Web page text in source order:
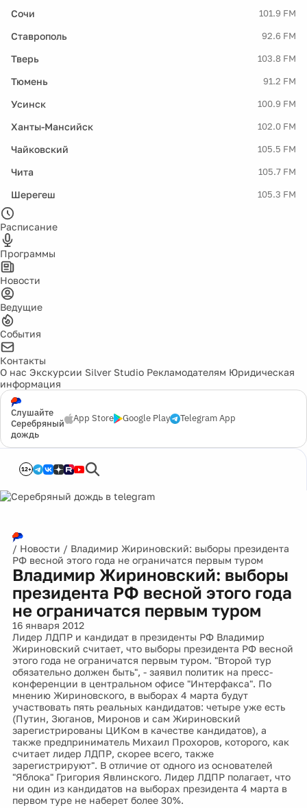
Сочи 101.9 FM
Ставрополь 92.6 FM
Тверь 103.8 FM
Тюмень 91.2 FM
Усинск 100.9 FM
Ханты-Мансийск 102.0 FM
Чайковский 105.5 FM
Чита 105.7 FM
Шерегеш 105.3 FM
Расписание
Программы
Новости
Ведущие
События
Контакты
О нас Экскурсии Silver Studio Рекламодателям Юридическая
информация
Слушайте
Серебряный
дождь
App Store Google Play Telegram App
12+
/ Новости / Владимир Жириновский: выборы президента
РФ весной этого года не ограничатся первым туром
Владимир Жириновский: выборы
президента РФ весной этого года
не ограничатся первым туром
16 января 2012
Лидер ЛДПР и кандидат в президенты РФ Владимир
Жириновский считает, что выборы президента РФ весной
этого года не ограничатся первым туром. "Второй тур
обязательно должен быть", - заявил политик на пресс-
конференции в центральном офисе "Интерфакса". По
мнению Жириновского, в выборах 4 марта будут
участвовать пять реальных кандидатов: четыре уже есть
(Путин, Зюганов, Миронов и сам Жириновский
зарегистрированы ЦИКом в качестве кандидатов), а
также предприниматель Михаил Прохоров, которого, как
считает лидер ЛДПР, скорее всего, также
зарегистрируют". В отличие от одного из основателей
"Яблока" Григория Явлинского. Лидер ЛДПР полагает, что
ни один из кандидатов на выборах президента 4 марта в
первом туре не наберет более 30%.